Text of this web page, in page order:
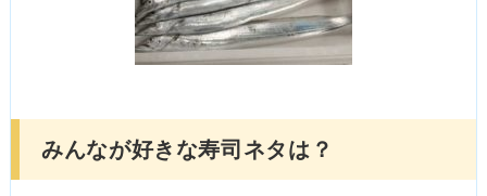
みんなが好きな寿司ネタは？